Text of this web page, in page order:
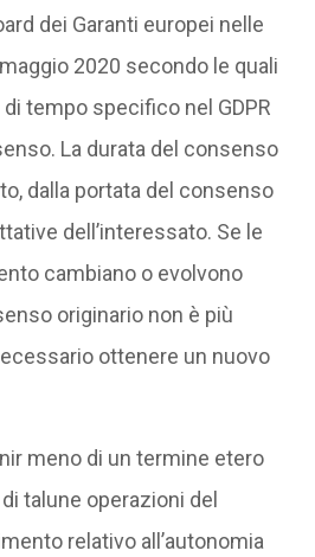
dei Garanti europei nelle
2020 secondo le quali
tempo specifico nel GDPR
La durata del consenso
dalla portata del consenso
dell’interessato. Se le
cambiano o evolvono
originario non è più
ottenere un nuovo
meno di un termine etero
talune operazioni del
relativo all’autonomia